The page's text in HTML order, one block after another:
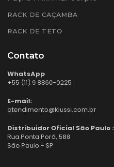
RACK DE CAÇAMBA
RACK DE TETO
Contato
WhatsApp
+55 (11) 9 8860-0225
E-mail:
atendimento@kiussi.com.br
Distribuidor Oficial São Paulo :
Rua Ponta Porã, 588
São Paulo - SP